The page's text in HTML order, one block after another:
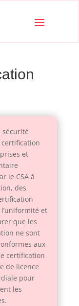
sécurité
et
le CSA à
des
et
que les
ne sont
aux
certification
de licence
pour
les